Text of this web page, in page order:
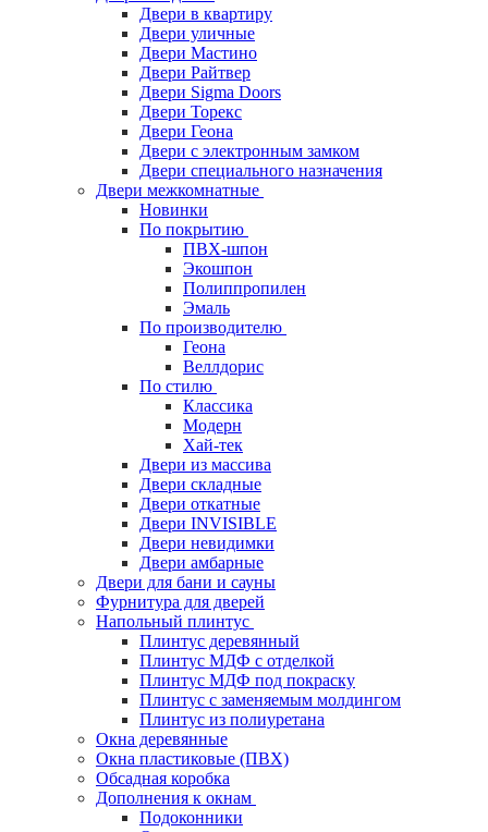
Двери в квартиру
Двери уличные
Двери Мастино
Двери Райтвер
Двери Sigma Doors
Двери Торекс
Двери Геона
Двери с электронным замком
Двери специального назначения
Двери межкомнатные
Новинки
По покрытию
ПВХ-шпон
Экошпон
Полиппропилен
Эмаль
По производителю
Геона
Веллдорис
По стилю
Классика
Модерн
Хай-тек
Двери из массива
Двери складные
Двери откатные
Двери INVISIBLE
Двери невидимки
Двери амбарные
Двери для бани и сауны
Фурнитура для дверей
Напольный плинтус
Плинтус деревянный
Плинтус МДФ с отделкой
Плинтус МДФ под покраску
Плинтус с заменяемым молдингом
Плинтус из полиуретана
Окна деревянные
Окна пластиковые (ПВХ)
Обсадная коробка
Дополнения к окнам
Подоконники